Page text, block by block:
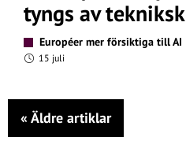
tyngs av
Européer mer försiktiga till AI
15 juli
« Äldre artiklar